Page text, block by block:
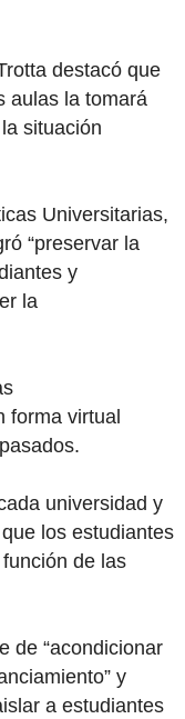
destacó que
aulas la tomará
situación
Universitarias,
“preservar la
y
la
forma virtual
universidad y
los estudiantes
de las
de “acondicionar
y
a estudiantes